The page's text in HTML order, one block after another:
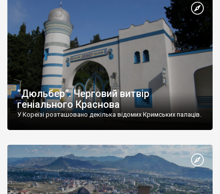
“Дюльбер”. Черговий витвір
геніального Краснова
У Кореїзі розташовано декілька відомих Кримських палаців.